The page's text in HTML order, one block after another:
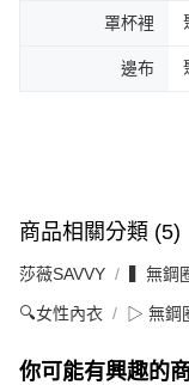
罩杯裡
邊布
商品相關分類 (5)
莎薇SAVVY ▍無鋼
🔍女性內衣 ▷ 無鋼
你可能有興趣的